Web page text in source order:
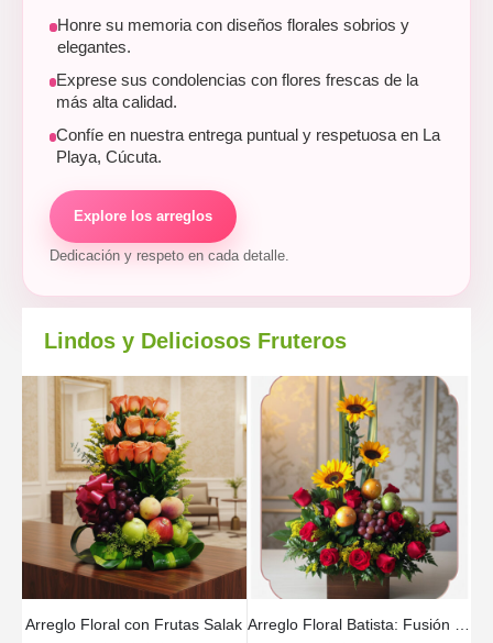
Honre su memoria con diseños florales sobrios y
elegantes.
Exprese sus condolencias con flores frescas de la
más alta calidad.
Confíe en nuestra entrega puntual y respetuosa en La
Playa, Cúcuta.
Explore los arreglos
Dedicación y respeto en cada detalle.
Lindos y Deliciosos Fruteros
Arreglo Floral con Frutas Salak Arreglo Floral Batista: Fusión de Rosas, Girasoles y Frutas Frescas 🌿